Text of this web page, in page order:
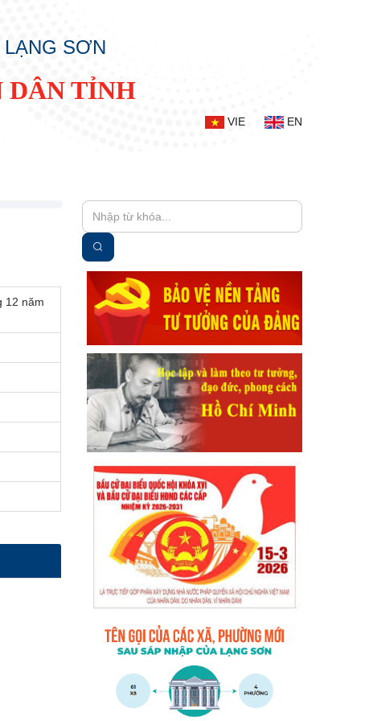
SƠN
DÂN TỈNH
VIE EN
12 năm